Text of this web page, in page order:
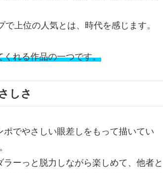
上位の人気とは、時代を感じます。
くれる作品の一つです。
しさ
でやさしい眼差しをもって描いてい
ーっと脱力しながら楽しめて、他者と